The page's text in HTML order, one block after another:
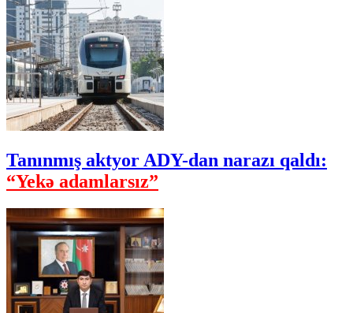
Tanınmış aktyor ADY-dan narazı qaldı:
“Yekə adamlarsız”